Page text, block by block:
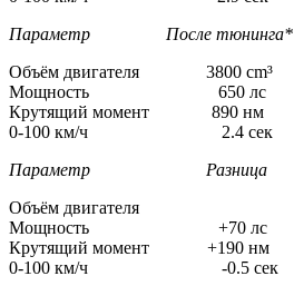
Параметр После тюнинга*
Объём двигателя 3800 cm³
Мощность 650 лс
Крутящий момент 890 нм
0-100 км/ч 2.4 сек
Параметр Разница
Объём двигателя
Мощность +70 лс
Крутящий момент +190 нм
0-100 км/ч -0.5 сек